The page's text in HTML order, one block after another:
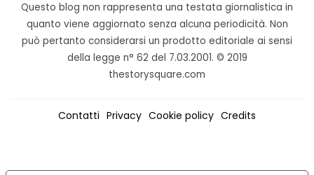
Questo blog non rappresenta una testata giornalistica in
quanto viene aggiornato senza alcuna periodicità. Non
può pertanto considerarsi un prodotto editoriale ai sensi
della legge n° 62 del 7.03.2001. © 2019
thestorysquare.com
Contatti Privacy Cookie policy Credits